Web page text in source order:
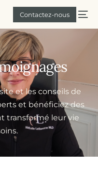
Contactez-nous
et les conseils de
et bénéficiez des
transformé leur vie